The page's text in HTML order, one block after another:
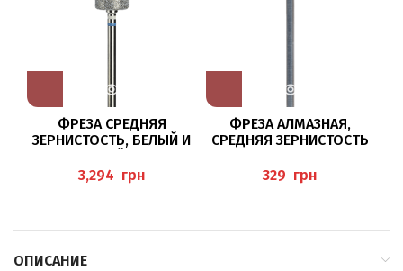
ФРЕЗА СРЕДНЯЯ
ЗЕРНИСТОСТЬ, БЕЛЫЙ И
HT880/095
HYBRIDTWISTER BUSCH
грн
ФРЕЗА АЛМАЗНАЯ,
СРЕДНЯЯ ЗЕРНИСТОСТЬ
грн
ОПИСАНИЕ